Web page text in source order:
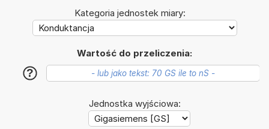
Kategoria jednostek miary:
Wartość do przeliczenia:
?
Jednostka wyjściowa: